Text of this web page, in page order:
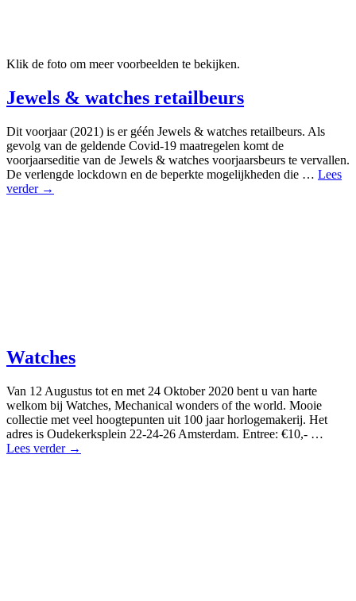
Klik de foto om meer voorbeelden te bekijken.
Jewels & watches retailbeurs
Dit voorjaar (2021) is er géén Jewels & watches retailbeurs. Als
gevolg van de geldende Covid-19 maatregelen komt de
voorjaarseditie van de Jewels & watches voorjaarsbeurs te vervallen.
De verlengde lockdown en de beperkte mogelijkheden die … Lees
verder →
Watches
Van 12 Augustus tot en met 24 Oktober 2020 bent u van harte
welkom bij Watches, Mechanical wonders of the world. Mooie
collectie met veel hoogtepunten uit 100 jaar horlogemakerij. Het
adres is Oudekerksplein 22-24-26 Amsterdam. Entree: €10,- …
Lees verder →